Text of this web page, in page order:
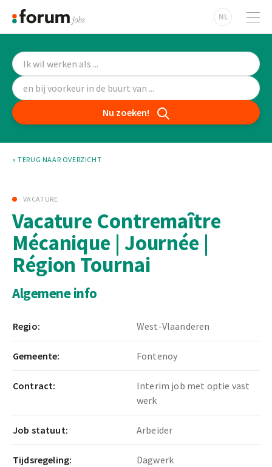
NL
Nu zoeken!
« TERUG NAAR OVERZICHT
VACATURE
Vacature Contremaître
Mécanique | Journée |
Région Tournai
Algemene info
Regio: West-Vlaanderen
Gemeente: Fontenoy
Contract:
Interim job met optie vast
werk
Job statuut: Arbeider
Tijdsregeling: Dagwerk